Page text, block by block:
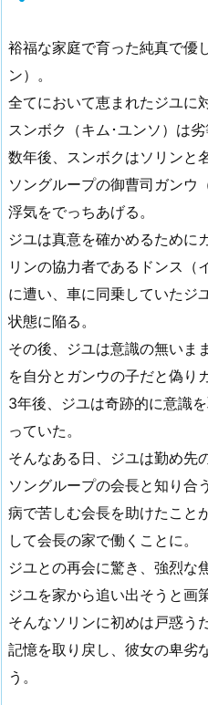
裕福な家庭で育った純真で優
ン）。
全てにおいて恵まれたジユに
スンボク（キム･ユンソ）は
数年後、スンボクはソリンと
ソングループの御曹司ガンウ
浮気をでっちあげる。
ジユは真意を確かめるために
リンの協力者であるドンス（
に遭い、車に同乗していたジ
状態に陥る。
その後、ジユは意識の無いま
を自分とガンウの子だと偽り
3年後、ジユは奇跡的に意識
っていた。
そんなある日、ジユは勤め先
ソングループの会長と知り合う
病で苦しむ会長を助けたこと
して会長の家で働くことに。
ジユとの再会に驚き、強烈な
ジユを家から追い出そうと画
そんなソリンに初めは戸惑う
記憶を取り戻し、彼女の卑劣
う。